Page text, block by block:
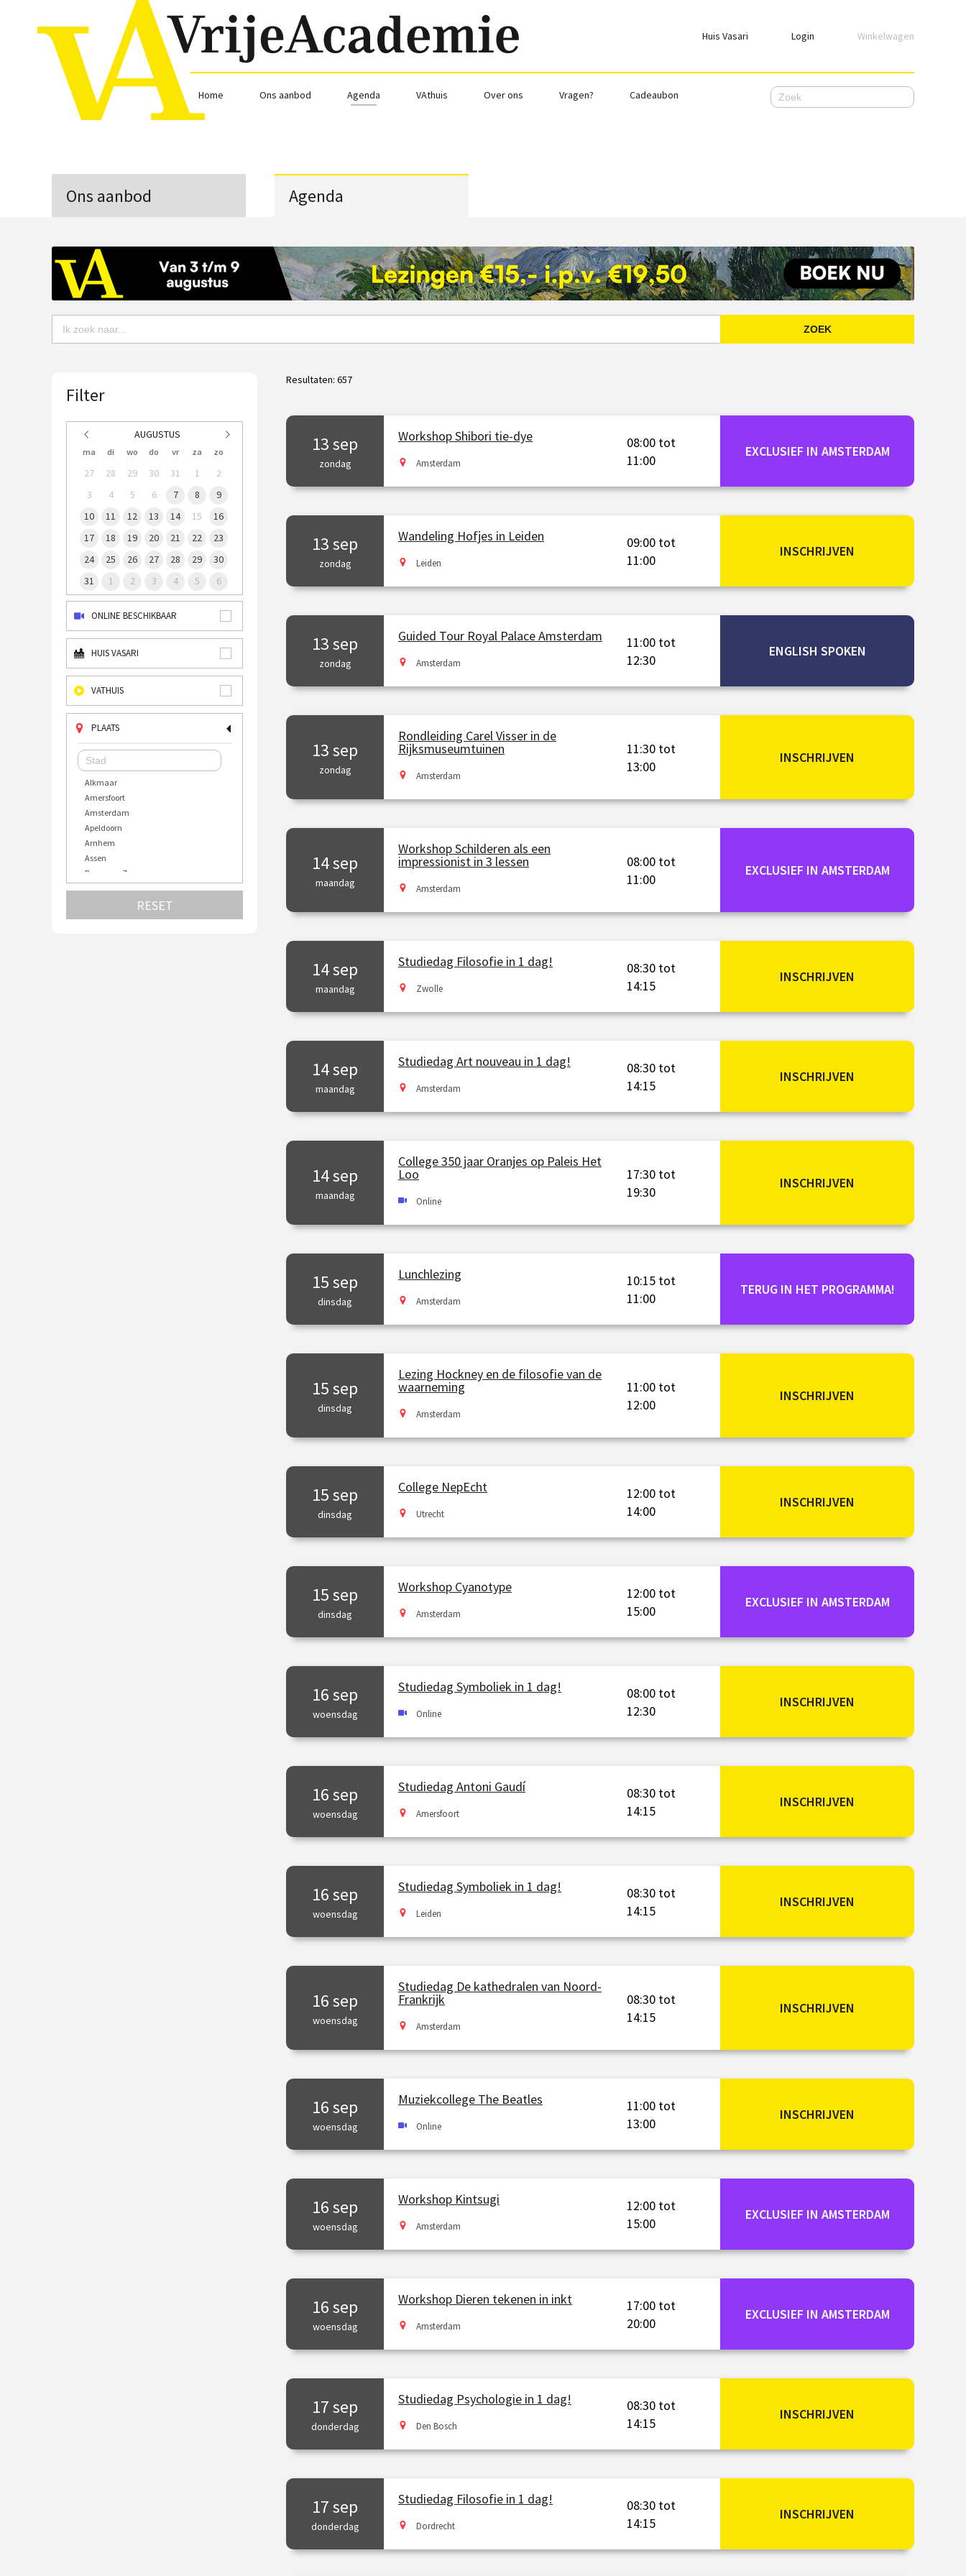
Huis Vasari Login
Login
Emailadres
Nog geen account, meld jehier aan.
Winkelwagen
Home Ons aanbod Agenda VAthuis Over ons Vragen? Cadeaubon
Ons aanbod Agenda
ZOEK
Filter
AUGUSTUS
ma di wo do vr za zo
27 28 29 30 31 1
2
3
4 5 6 7 8
9
10
11 12 13 14 15
16
17
18 19 20 21 22
23
24
25 26 27 28 29
30
31
1 2 3 4 5 6
ONLINE BESCHIKBAAR
HUIS VASARI
VATHUIS
PLAATS
Alkmaar
Amersfoort
Amsterdam
Apeldoorn
Arnhem
Assen
Bergen op Zoom
Bourtange
Den Bosch
RESET
Resultaten: 657
13 sep
zondag
Workshop Shibori tie-dye
Amsterdam
08:00 tot
11:00
EXCLUSIEF IN AMSTERDAM
13 sep
zondag
Wandeling Hofjes in Leiden
Leiden
09:00 tot
11:00
INSCHRIJVEN
13 sep
zondag
Guided Tour Royal Palace Amsterdam
Amsterdam
11:00 tot
12:30
ENGLISH SPOKEN
13 sep
zondag
Rondleiding Carel Visser in de
Rijksmuseumtuinen
Amsterdam
11:30 tot
13:00
INSCHRIJVEN
14 sep
maandag
Workshop Schilderen als een
impressionist in 3 lessen
Amsterdam
08:00 tot
11:00
EXCLUSIEF IN AMSTERDAM
14 sep
maandag
Studiedag Filosofie in 1 dag!
Zwolle
08:30 tot
14:15
INSCHRIJVEN
14 sep
maandag
Studiedag Art nouveau in 1 dag!
Amsterdam
08:30 tot
14:15
INSCHRIJVEN
14 sep
maandag
College 350 jaar Oranjes op Paleis Het
Loo
Online
17:30 tot
19:30
INSCHRIJVEN
15 sep
dinsdag
Lunchlezing
Amsterdam
10:15 tot
11:00
TERUG IN HET PROGRAMMA!
15 sep
dinsdag
Lezing Hockney en de filosofie van de
waarneming
Amsterdam
11:00 tot
12:00
INSCHRIJVEN
15 sep
dinsdag
College NepEcht
Utrecht
12:00 tot
14:00
INSCHRIJVEN
15 sep
dinsdag
Workshop Cyanotype
Amsterdam
12:00 tot
15:00
EXCLUSIEF IN AMSTERDAM
16 sep
woensdag
Studiedag Symboliek in 1 dag!
Online
08:00 tot
12:30
INSCHRIJVEN
16 sep
woensdag
Studiedag Antoni Gaudí
Amersfoort
08:30 tot
14:15
INSCHRIJVEN
16 sep
woensdag
Studiedag Symboliek in 1 dag!
Leiden
08:30 tot
14:15
INSCHRIJVEN
16 sep
woensdag
Studiedag De kathedralen van Noord-
Frankrijk
Amsterdam
08:30 tot
14:15
INSCHRIJVEN
16 sep
woensdag
Muziekcollege The Beatles
Online
11:00 tot
13:00
INSCHRIJVEN
16 sep
woensdag
Workshop Kintsugi
Amsterdam
12:00 tot
15:00
EXCLUSIEF IN AMSTERDAM
16 sep
woensdag
Workshop Dieren tekenen in inkt
Amsterdam
17:00 tot
20:00
EXCLUSIEF IN AMSTERDAM
17 sep
donderdag
Studiedag Psychologie in 1 dag!
Den Bosch
08:30 tot
14:15
INSCHRIJVEN
17 sep
donderdag
Studiedag Filosofie in 1 dag!
Dordrecht
08:30 tot
14:15
INSCHRIJVEN